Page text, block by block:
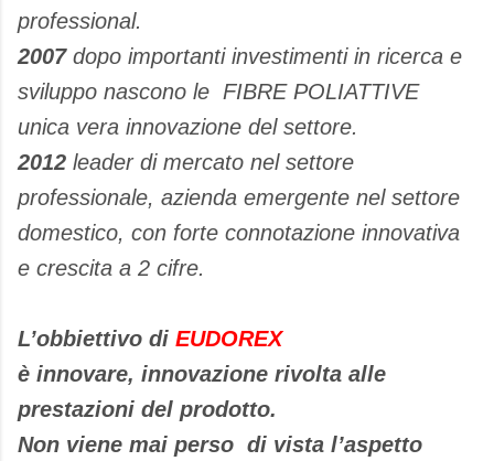
professional.
2007dopo importanti investimenti in ricerca e
sviluppo nascono le FIBRE POLIATTIVE
unica vera innovazione del settore.
2012 leader di mercato nel settore
professionale, azienda emergente nel settore
domestico, con forte connotazione innovativa
e crescita a 2 cifre.
L’obbiettivo di EUDOREX
è innovare, innovazione rivolta alle
prestazioni del prodotto.
Non viene mai perso di vista l’aspetto